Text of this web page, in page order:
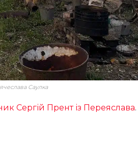
Саулка
Сергій Прент із Переяслава.